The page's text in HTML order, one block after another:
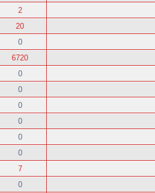
2
20
0
6720
0
0
0
0
0
0
7
0